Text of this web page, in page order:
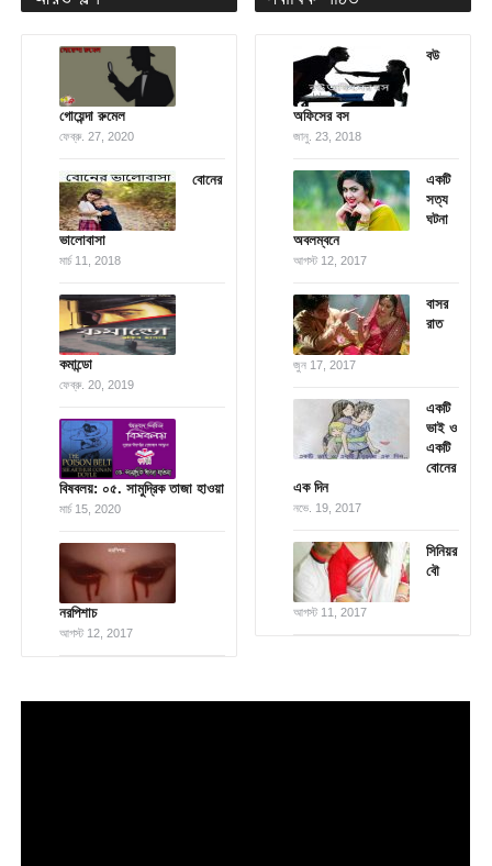
গোয়েন্দা রুমেল
ফেব্রু. 27, 2020
বোনের
ভালোবাসা
মার্চ 11, 2018
কমান্ডো
ফেব্রু. 20, 2019
বিষবলয়: ০৫. সামুদ্রিক তাজা হাওয়া
মার্চ 15, 2020
নরপিশাচ
আগস্ট 12, 2017
বউ
অফিসের বস
জানু. 23, 2018
একটি
সত্য
ঘটনা
অবলম্বনে
আগস্ট 12, 2017
বাসর
রাত
জুন 17, 2017
একটি
ভাই ও
একটি
বোনের
এক দিন
নভে. 19, 2017
সিনিয়র
বৌ
আগস্ট 11, 2017